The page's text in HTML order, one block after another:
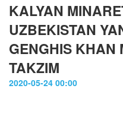
KALYAN
UZBEKISTAN
GENGHIS KHAN
TAKZIM
2020-05-24 00:00